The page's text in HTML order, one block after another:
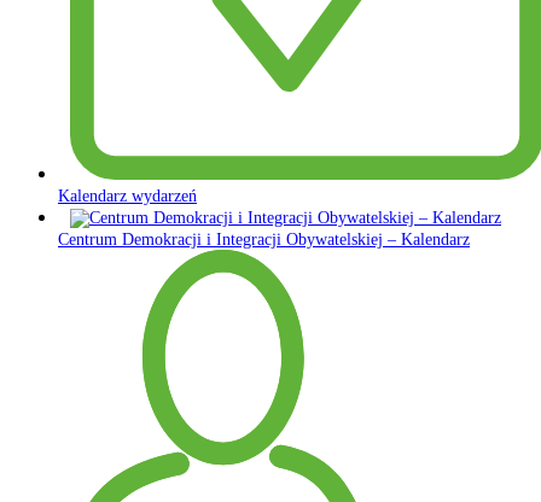
Kalendarz wydarzeń
Centrum Demokracji i Integracji Obywatelskiej – Kalendarz